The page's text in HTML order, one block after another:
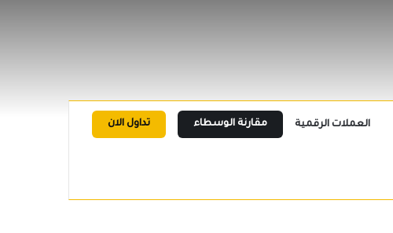
تداول الان العملات الرقمية مقارنة الوسطاء